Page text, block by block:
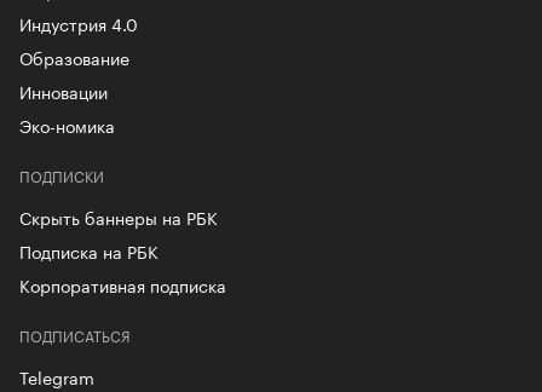
Индустрия 4.0
Образование
Инновации
Эко-номика
ПОДПИСКИ
Скрыть баннеры на РБК
Подписка на РБК
Корпоративная подписка
ПОДПИСАТЬСЯ
Telegram